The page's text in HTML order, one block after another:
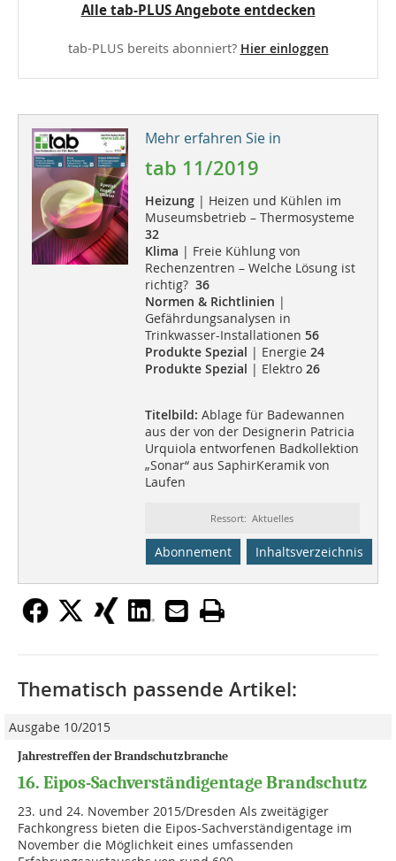
Alle tab-PLUS Angebote entdecken
tab-PLUS bereits abonniert? Hier einloggen
Mehr erfahren Sie in
tab 11/2019
Heizung| Heizen und Kühlen im
Museumsbetrieb – Thermosysteme
32
Klima | Freie Kühlung von
Rechenzentren – Welche Lösung ist
richtig? 36
Normen & Richtlinien |
Gefährdungsanalysen in
Trinkwasser-Installationen 56
Produkte Spezial | Energie 24
Produkte Spezial | Elektro 26
Titelbild: Ablage für Badewannen
aus der von der Designerin Patricia
Urquiola entworfenen Badkollektion
„Sonar“ aus SaphirKeramik von
Laufen
Ressort: Aktuelles
Abonnement Inhaltsverzeichnis
Thematisch passende Artikel:
Ausgabe 10/2015
Jahrestreffen der Brandschutzbranche
16. Eipos-Sachverständigentage Brandschutz
23. und 24. November 2015/Dresden Als zweitägiger
Fachkongress bieten die Eipos-Sachverständigentage im
November die Möglichkeit eines umfassenden